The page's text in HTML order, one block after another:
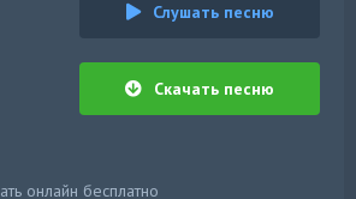
Слушать песню
Скачать песню
онлайн бесплатно